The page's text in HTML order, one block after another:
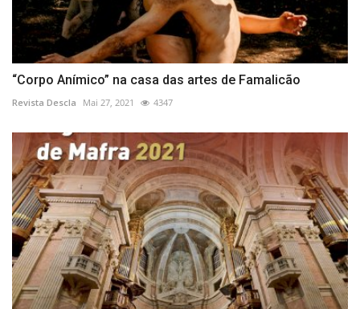
“Corpo Anímico” na casa das artes de Famalicão
Revista Descla Mai 27, 2021 4347